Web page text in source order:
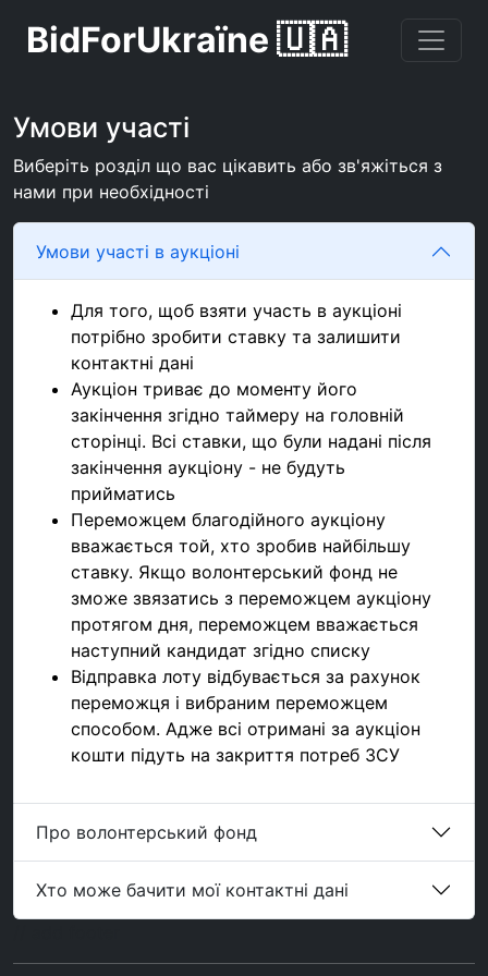
BidForUkraїne 🇺🇦
Умови участі
Виберіть розділ що вас цікавить або зв'яжіться з
нами при необхідності
Умови участі в аукціоні
Для того, щоб взяти участь в аукціоні
потрібно зробити ставку та залишити
контактні дані
Аукціон триває до моменту його
закінчення згідно таймеру на головній
сторінці. Всі ставки, що були надані після
закінчення аукціону - не будуть
прийматись
Переможцем благодійного аукціону
вважається той, хто зробив найбільшу
ставку. Якщо волонтерський фонд не
зможе звязатись з переможцем аукціону
протягом дня, переможцем вважається
наступний кандидат згідно списку
Відправка лоту відбувається за рахунок
переможця і вибраним переможцем
способом. Адже всі отримані за аукціон
кошти підуть на закриття потреб ЗСУ
Про волонтерський фонд
Хто може бачити мої контактні дані